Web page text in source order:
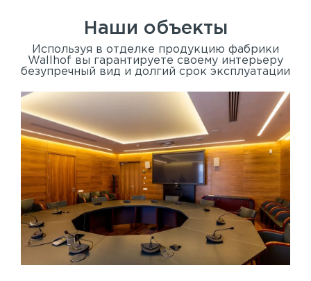
Наши объекты
Используя в отделке продукцию фабрики
Wallhof вы гарантируете своему интерьеру
безупречный вид и долгий срок эксплуатации